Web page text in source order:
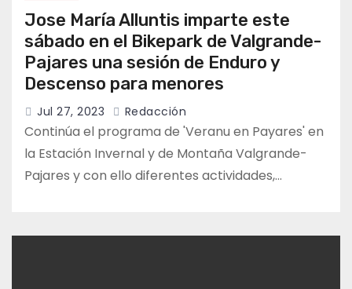
Jose María Alluntis imparte este
sábado en el Bikepark de Valgrande-
Pajares una sesión de Enduro y
Descenso para menores
Jul 27, 2023 Redacción
Continúa el programa de 'Veranu en Payares' en
la Estación Invernal y de Montaña Valgrande-
Pajares y con ello diferentes actividades,…